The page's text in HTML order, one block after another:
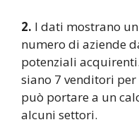
2. I dati mostrano un
numero di aziende
potenziali
siano 7 venditori
può portare a un
alcuni settori.